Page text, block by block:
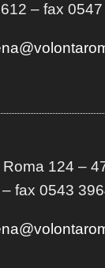
– fax
124 –
fax 0543